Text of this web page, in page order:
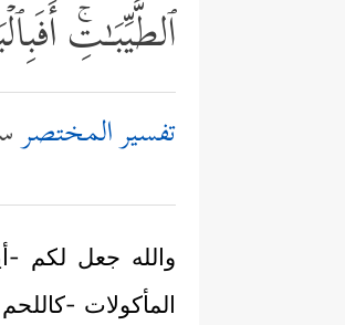
ٱلطَّیِّبَـٰتِۚ
تفسير المختصر
والله جعل لكم -
المأكولات -